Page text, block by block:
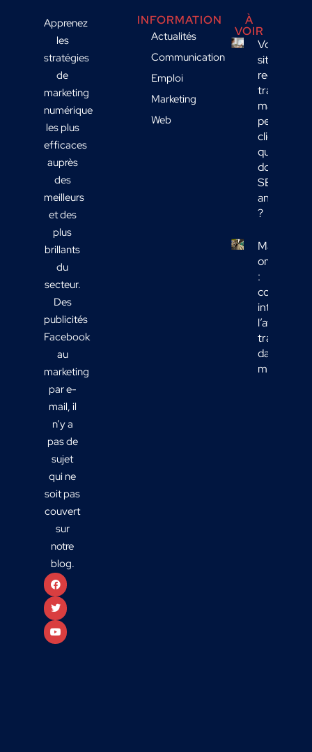
Apprenez
les
stratégies
de
marketing
numérique
les plus
efficaces
auprès
des
meilleurs
et des
plus
brillants
du
secteur.
Des
publicités
Facebook
au
marketing
par e-
mail, il
n’y a
pas de
sujet
qui ne
soit pas
couvert
sur
notre
blog.
INFORMATION
Actualités
Communication
Emploi
Marketing
Web
À
VOIR
Votre
site
reçoit du
trafic
mais
peu de
clients :
quelles
données
SEO
analyser
?
Marketing
omnicanal
:
comment
intégrer
l’affichage
transport
dans votre
mix média